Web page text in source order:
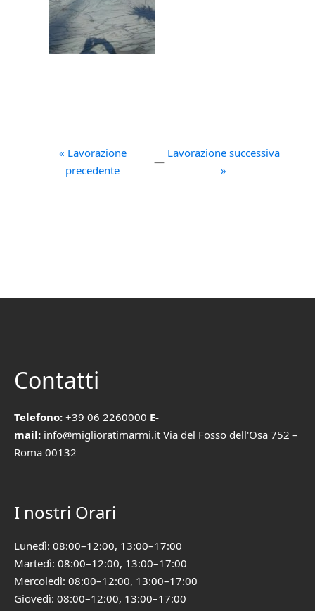
« Lavorazione
precedente
—
Lavorazione successiva
»
Contatti
Telefono: +39 06 2260000 E-
mail: info@miglioratimarmi.it Via del Fosso dell'Osa 752 –
Roma 00132
I nostri Orari
Lunedì: 08:00–12:00, 13:00–17:00
Martedì: 08:00–12:00, 13:00–17:00
Mercoledì: 08:00–12:00, 13:00–17:00
Giovedì: 08:00–12:00, 13:00–17:00